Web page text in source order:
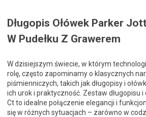
Długopis Ołówek Parker
W Pudełku Z Grawerem
W dzisiejszym świecie, w którym
rolę, często zapominamy o klasycznych
piśmienniczych, takich jak długopisy i
ich urok i praktyczność. Zestaw długopisu
Ct to idealne połączenie elegancji i
się w różnych sytuacjach – zarówno w